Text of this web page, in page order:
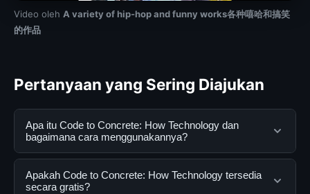
Video oleh A variety of hip-hop and funny works各种嘻哈和搞笑
的作品
Pertanyaan yang Sering Diajukan
Apa itu Code to Concrete: How Technology dan
bagaimana cara menggunakannya?
Code to Concrete: How Technology adalah layanan
digital yang dirancang untuk membantu pengguna
Apakah Code to Concrete: How Technology tersedia
secara gratis?